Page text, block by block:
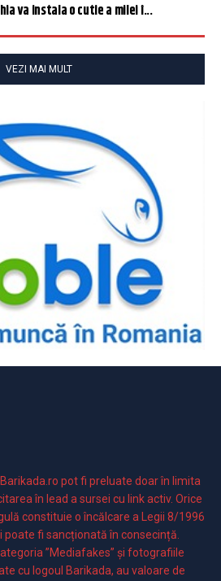
va instala o cutie a milei î...
VEZI MAI MULT
pot fi preluate doar în limita
în lead a sursei cu link activ. Orice
constituie o încălcare a Legii 8/1996
fi sancționată în consecință.
”Mediafakes” și fotografiile
cu logoul Barikada, au valoare de